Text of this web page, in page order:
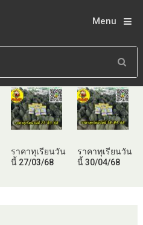
Menu
ราคาทุเรียนวัน
นี้ 27/03/68
ราคาทุเรียนวัน
นี้ 30/04/68